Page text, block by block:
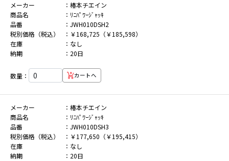
メーカー
椿本チエイン
商品名
ﾘﾆﾊﾟﾜｰｼﾞｬｯｷ
品番
JWH010DSH2
税別価格（税込）
￥168,725（￥185,598）
在庫
なし
納期
20日
数量： カートへ
メーカー
椿本チエイン
商品名
ﾘﾆﾊﾟﾜｰｼﾞｬｯｷ
品番
JWH010DSH3
税別価格（税込）
￥177,650（￥195,415）
在庫
なし
納期
20日